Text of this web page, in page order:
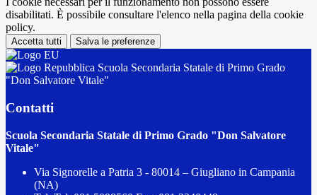
disabilitati. È possibile consultare l'elenco nella pagina della cookie
policy.
Accetta tutti Salva le preferenze
Scuola Secondaria Statale di Primo Grado
"Don Salvatore Vitale"
Contatti
Scuola Secondaria Statale di Primo Grado "Don Salvatore
Vitale"
Via Signorelle a Patria 3 - 80014 – Giugliano in Campania
(NA)